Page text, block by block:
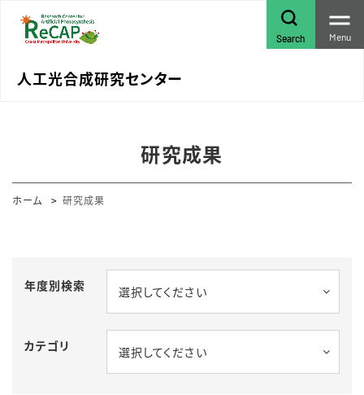
人工光合成研究センター
Search Menu
研究成果
ホーム 研究成果
年度別検索 選択してください
カテゴリ 選択してください